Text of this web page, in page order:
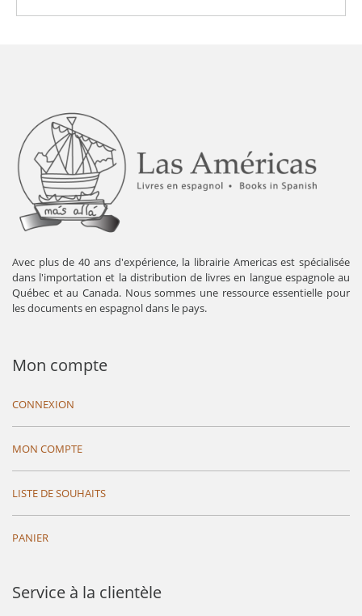
Avec plus de 40 ans d'expérience, la librairie Americas est spécialisée
dans l'importation et la distribution de livres en langue espagnole au
Québec et au Canada. Nous sommes une ressource essentielle pour
les documents en espagnol dans le pays.
Mon compte
CONNEXION
MON COMPTE
LISTE DE SOUHAITS
PANIER
Service à la clientèle